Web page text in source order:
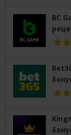
BC